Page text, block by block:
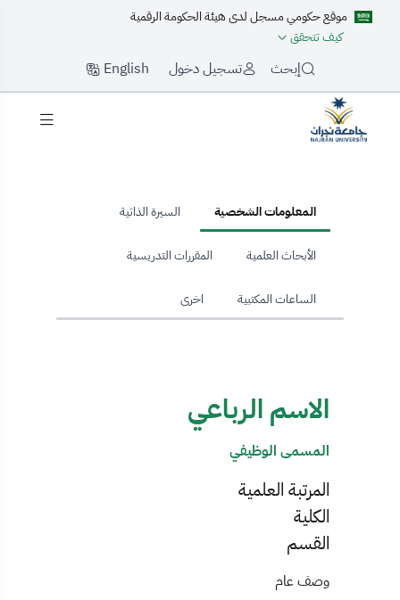
موقع حكومي مسجل لدى هيئة الحكومة الرقمية
كيف تتحقق
إبحث تسجيل دخول English
المعلومات الشخصية السيرة الذاتية
الأبحاث العلمية المقررات التدريسية
الساعات المكتبية اخرى
الاسم الرباعي
المسمى الوظيفي
المرتبة العلمية
الكلية
القسم
وصف عام